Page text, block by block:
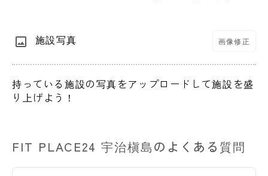
施設写真 画像修正
持っている施設の写真をアップロードして施設を盛
り上げよう！
FIT PLACE24 宇治槇島のよくある質問